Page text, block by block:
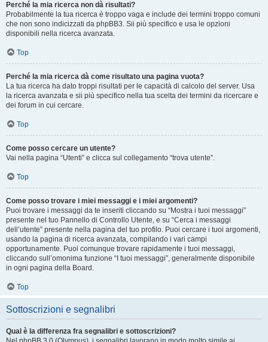
Perché la mia ricerca non dà risultati?
Probabilmente la tua ricerca è troppo vaga e include dei termini troppo comuni
che non sono indicizzati da phpBB3. Sii più specifico e usa le opzioni
disponibili nella ricerca avanzata.
Top
Perché la mia ricerca dà come risultato una pagina vuota?
La tua ricerca ha dato troppi risultati per le capacità di calcolo del server. Usa
la ricerca avanzata e sii più specifico nella tua scelta dei termini da ricercare e
dei forum in cui cercare.
Top
Come posso cercare un utente?
Vai nella pagina “Utenti” e clicca sul collegamento “trova utente”.
Top
Come posso trovare i miei messaggi e i miei argomenti?
Puoi trovare i messaggi da te inseriti cliccando su “Mostra i tuoi messaggi”
presente nel tuo Pannello di Controllo Utente, e su “Cerca i messaggi
dell’utente” presente nella pagina del tuo profilo. Puoi cercare i tuoi argomenti,
usando la pagina di ricerca avanzata, compilando i vari campi
opportunamente. Puoi comunque trovare rapidamente i tuoi messaggi,
cliccando sull’omonima funzione “I tuoi messaggi”, generalmente disponibile
in ogni pagina della Board.
Top
Sottoscrizioni e segnalibri
Qual è la differenza fra segnalibri e sottoscrizioni?